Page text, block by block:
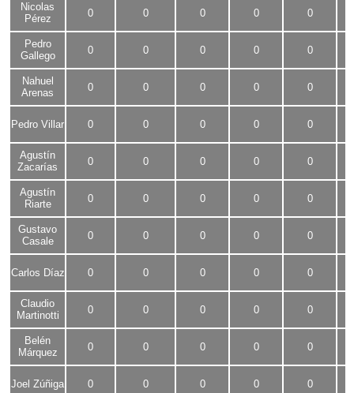
Nicolas
Pérez
0 0 0 0 0
Pedro
Gallego
0 0 0 0 0
Nahuel
Arenas
0 0 0 0 0
Pedro Villar 0 0 0 0 0
Agustín
Zacarías
0 0 0 0 0
Agustín
Riarte
0 0 0 0 0
Gustavo
Casale
0 0 0 0 0
Carlos Díaz 0 0 0 0 0
Claudio
Martinotti
0 0 0 0 0
Belén
Márquez
0 0 0 0 0
Joel Zúñiga 0 0 0 0 0